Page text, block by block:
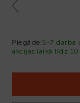
Previous
Piegāde:5-7 darba
akcijas laikā līdz